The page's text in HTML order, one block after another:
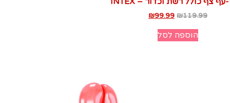
₪119.99
₪99.99
הוספה לסל